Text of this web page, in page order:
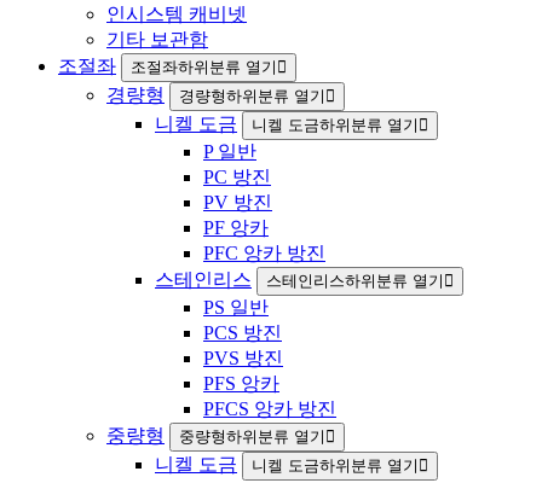
인시스템 캐비넷
기타 보관함
조절좌
조절좌하위분류 열기
경량형 경량형하위분류 열기
니켈 도금 니켈 도금하위분류 열기
P 일반
PC 방진
PV 방진
PF 앙카
PFC 앙카 방진
스테인리스
스테인리스하위분류 열기
PS 일반
PCS 방진
PVS 방진
PFS 앙카
PFCS 앙카 방진
중량형
중량형하위분류 열기
니켈 도금 니켈 도금하위분류 열기